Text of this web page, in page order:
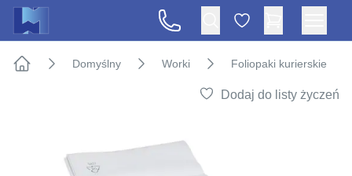
Domyślny Worki Foliopaki kurierskie
Dodaj do listy życzeń